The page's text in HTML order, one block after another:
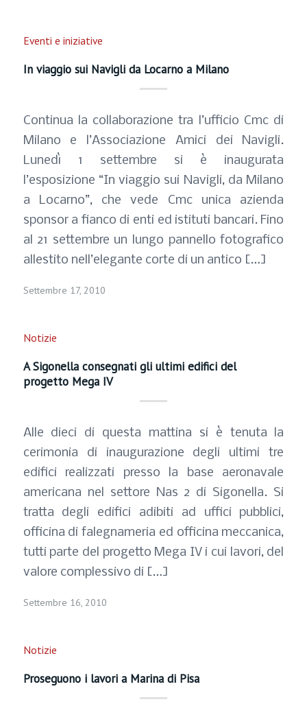
Eventi e iniziative
In viaggio sui Navigli da Locarno a Milano
Continua la collaborazione tra l’ufficio Cmc di
Milano e l’Associazione Amici dei Navigli.
Lunedì 1 settembre si è inaugurata
l’esposizione “In viaggio sui Navigli, da Milano
a Locarno”, che vede Cmc unica azienda
sponsor a fianco di enti ed istituti bancari. Fino
al 21 settembre un lungo pannello fotografico
allestito nell’elegante corte di un antico […]
Settembre 17, 2010
Notizie
A Sigonella consegnati gli ultimi edifici del
progetto Mega IV
Alle dieci di questa mattina si è tenuta la
cerimonia di inaugurazione degli ultimi tre
edifici realizzati presso la base aeronavale
americana nel settore Nas 2 di Sigonella. Si
tratta degli edifici adibiti ad uffici pubblici,
officina di falegnameria ed officina meccanica,
tutti parte del progetto Mega IV i cui lavori, del
valore complessivo di […]
Settembre 16, 2010
Notizie
Proseguono i lavori a Marina di Pisa